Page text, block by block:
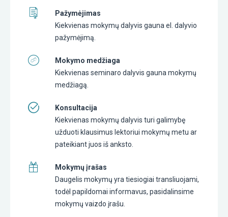
Pažymėjimas
Kiekvienas mokymų dalyvis gauna el. dalyvio
pažymėjimą.
Mokymo medžiaga
Kiekvienas seminaro dalyvis gauna mokymų
medžiagą.
Konsultacija
Kiekvienas mokymų dalyvis turi galimybę
užduoti klausimus lektoriui mokymų metu ar
pateikiant juos iš anksto.
Mokymų įrašas
Daugelis mokymų yra tiesiogiai transliuojami,
todėl papildomai informavus, pasidalinsime
mokymų vaizdo įrašu.